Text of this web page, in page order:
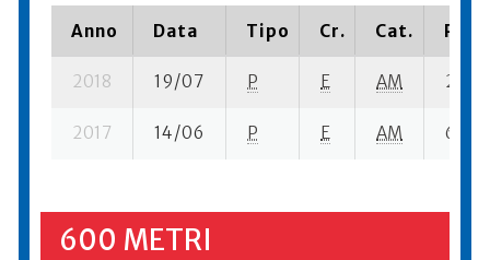
Anno Data Tipo Cr. Cat.
2018 19/07 P E AM 2 se-
2017 14/06 P E AM 6 se-
600 METRI